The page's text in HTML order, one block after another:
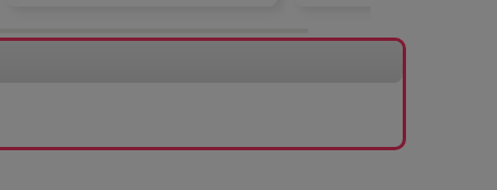
się, że wszystko przebiegło
opinię! 😊 Cieszymy się, że
nowych właścicieli w